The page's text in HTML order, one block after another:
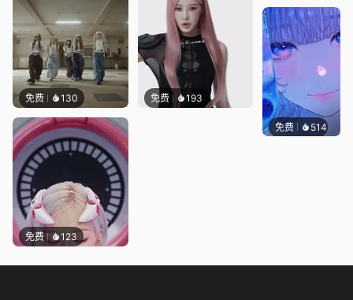
免费 130 免费 193
免费 123
免费 514辰东